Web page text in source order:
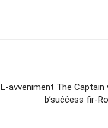
L-avveniment The Captain
b’suċċess fir-